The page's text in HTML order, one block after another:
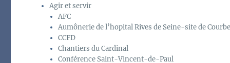
Agir et servir
AFC
Aumônerie de l’hopital Rives de Seine-site de
CCFD
Chantiers du Cardinal
Conférence Saint-Vincent-de-Paul